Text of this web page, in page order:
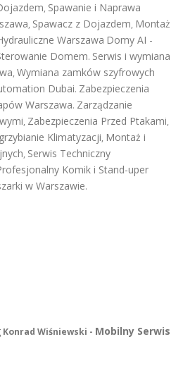
, Spawanie i Naprawa
, Spawacz z Dojazdem, Montaż
Warszawa Domy AI -
Domem. Serwis i wymiana
, Wymiana zamków szyfrowych
Dubai. Zabezpieczenia
Warszawa. Zarządzanie
, Zabezpieczenia Przed Ptakami,
Klimatyzacji, Montaż i
, Serwis Techniczny
Komik i Stand-uper
w Warszawie.
Konrad Wiśniewski - Mobilny Serwis